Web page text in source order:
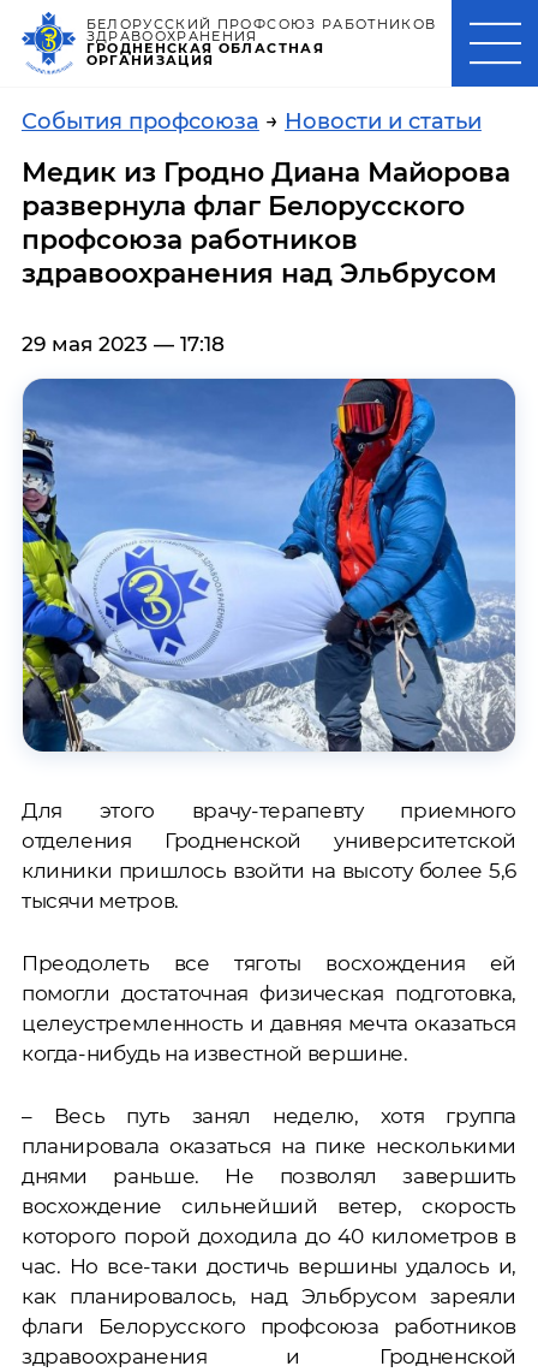
БЕЛОРУССКИЙ ПРОФСОЮЗ РАБОТНИКОВ
ЗДРАВООХРАНЕНИЯ
ГРОДНЕНСКАЯ ОБЛАСТНАЯ
ОРГАНИЗАЦИЯ
События профсоюза → Новости и статьи
Медик из Гродно Диана Майорова
развернула флаг Белорусского
профсоюза работников
здравоохранения над Эльбрусом
29 мая 2023 — 17:18
Для этого врачу-терапевту приемного
отделения Гродненской университетской
клиники пришлось взойти на высоту более 5,6
тысячи метров.
Преодолеть все тяготы восхождения ей
помогли достаточная физическая подготовка,
целеустремленность и давняя мечта оказаться
когда-нибудь на известной вершине.
– Весь путь занял неделю, хотя группа
планировала оказаться на пике несколькими
днями раньше. Не позволял завершить
восхождение сильнейший ветер, скорость
которого порой доходила до 40 километров в
час. Но все-таки достичь вершины удалось и,
как планировалось, над Эльбрусом зареяли
флаги Белорусского профсоюза работников
здравоохранения и Гродненской